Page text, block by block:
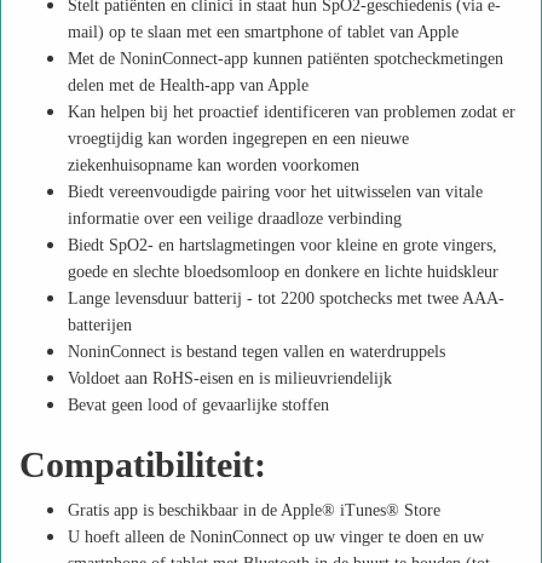
Stelt patiënten en clinici in staat hun SpO2-geschiedenis (via e-
mail) op te slaan met een smartphone of tablet van Apple
Met de NoninConnect-app kunnen patiënten spotcheckmetingen
delen met de Health-app van Apple
Kan helpen bij het proactief identificeren van problemen zodat er
vroegtijdig kan worden ingegrepen en een nieuwe
ziekenhuisopname kan worden voorkomen
Biedt vereenvoudigde pairing voor het uitwisselen van vitale
informatie over een veilige draadloze verbinding
Biedt SpO2- en hartslagmetingen voor kleine en grote vingers,
goede en slechte bloedsomloop en donkere en lichte huidskleur
Lange levensduur batterij - tot 2200 spotchecks met twee AAA-
batterijen
NoninConnect is bestand tegen vallen en waterdruppels
Voldoet aan RoHS-eisen en is milieuvriendelijk
Bevat geen lood of gevaarlijke stoffen
Compatibiliteit:
Gratis app is beschikbaar in de Apple® iTunes® Store
U hoeft alleen de NoninConnect op uw vinger te doen en uw